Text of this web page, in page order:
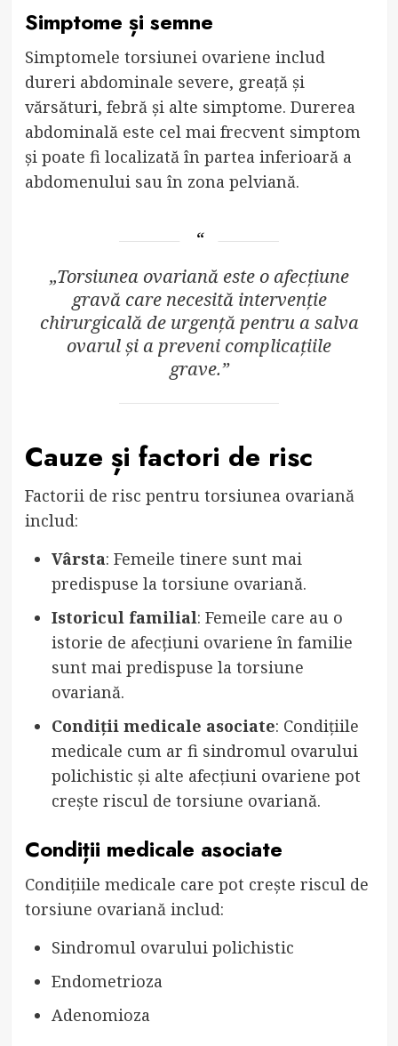
Simptome și semne
Simptomele torsiunei ovariene includ
dureri abdominale severe, greață și
vărsături, febră și alte simptome. Durerea
abdominală este cel mai frecvent simptom
și poate fi localizată în partea inferioară a
abdomenului sau în zona pelviană.
„Torsiunea ovariană este o afecțiune
gravă care necesită intervenție
chirurgicală de urgență pentru a salva
ovarul și a preveni complicațiile
grave.”
Cauze și factori de risc
Factorii de risc pentru torsiunea ovariană
includ:
Vârsta: Femeile tinere sunt mai
predispuse la torsiune ovariană.
Istoricul familial: Femeile care au o
istorie de afecțiuni ovariene în familie
sunt mai predispuse la torsiune
ovariană.
Condiții medicale asociate: Condițiile
medicale cum ar fi sindromul ovarului
polichistic și alte afecțiuni ovariene pot
crește riscul de torsiune ovariană.
Condiții medicale asociate
Condițiile medicale care pot crește riscul de
torsiune ovariană includ:
Sindromul ovarului polichistic
Endometrioza
Adenomioza